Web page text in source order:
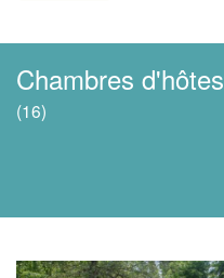
Chambres d'hôtes
(16)